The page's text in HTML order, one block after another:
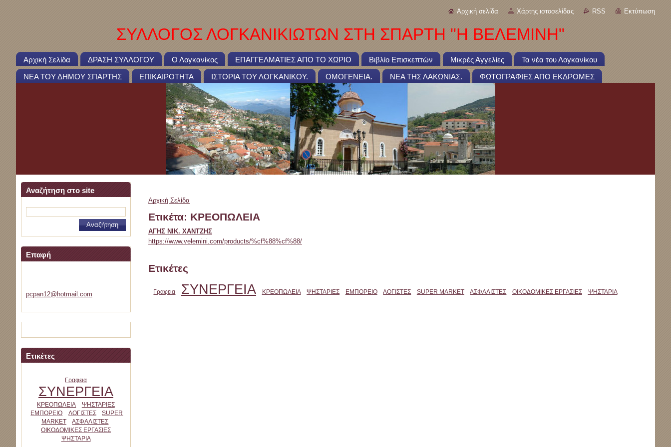
Αρχική σελίδα Χάρτης ιστοσελίδας RSS Εκτύπωση
ΣΥΛΛΟΓΟΣ ΛΟΓΚΑΝΙΚΙΩΤΩΝ ΣΤΗ ΣΠΑΡΤΗ "Η ΒΕΛΕΜΙΝΗ"
Αρχική Σελίδα ΔΡΑΣΗ ΣΥΛΛΟΓΟΥ Ο Λογκανίκος ΕΠΑΓΓΕΛΜΑΤΙΕΣ ΑΠΟ ΤΟ ΧΩΡΙΟ Βιβλίο Επισκεπτών Μικρές Αγγελίες Τα νέα του Λογκανίκου
ΝΕΑ ΤΟΥ ΔΗΜΟΥ ΣΠΑΡΤΗΣ ΕΠΙΚΑΙΡΟΤΗΤΑ ΙΣΤΟΡΙΑ ΤΟΥ ΛΟΓΚΑΝΙΚΟΥ. ΟΜΟΓΕΝΕΙΑ. ΝΕΑ ΤΗΣ ΛΑΚΩΝΙΑΣ. ΦΩΤΟΓΡΑΦΙΕΣ ΑΠΟ ΕΚΔΡΟΜΕΣ
Αναζήτηση στο site
Επαφή
pcpan12@ hotmail.com
Ετικέτες
Γραφεια
ΣΥΝΕΡΓΕΙΑ
ΚΡΕΟΠΩΛΕΙΑ
ΨΗΣΤΑΡΙΕΣ
ΕΜΠΟΡΕΙΟ
ΛΟΓΙΣΤΕΣ
SUPER
MARKET
ΑΣΦΑΛΙΣΤΕΣ
ΟΙΚΟΔΟΜΙΚΕΣ ΕΡΓΑΣΙΕΣ
ΨΗΣΤΑΡΙΑ
Αρχική Σελίδα
Ετικέτα: ΚΡΕΟΠΩΛΕΙΑ
ΑΓΗΣ ΝΙΚ. ΧΑΝΤΖΗΣ
https://www.velemini.com/products/%cf%88%cf%88/
Ετικέτες
Γραφεια ΣΥΝΕΡΓΕΙΑ ΚΡΕΟΠΩΛΕΙΑ ΨΗΣΤΑΡΙΕΣ ΕΜΠΟΡΕΙΟ ΛΟΓΙΣΤΕΣ SUPER MARKET ΑΣΦΑΛΙΣΤΕΣ ΟΙΚΟΔΟΜΙΚΕΣ ΕΡΓΑΣΙΕΣ ΨΗΣΤΑΡΙΑ